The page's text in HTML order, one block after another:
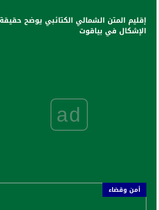
إقليم المتن الشمالي الكتائبي يوضح حقيقة
الإشكال في بياقوت
ad
أمن وقضاء